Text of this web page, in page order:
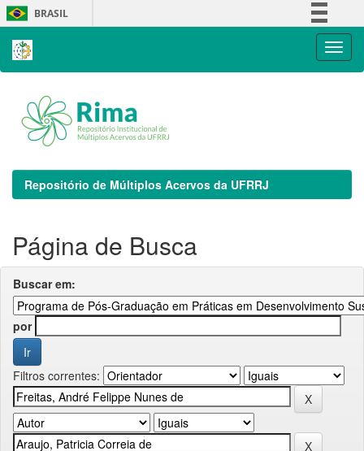
Skip
navigation
BRASIL
Repositório de Múltiplos Acervos da UFRRJ
Página de Busca
Buscar em:
por
Filtros correntes: